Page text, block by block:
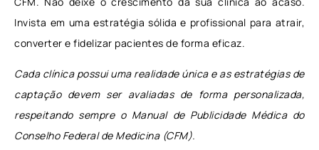
Invista em uma estratégia sólida e profissional para atrair,
converter e fidelizar pacientes de forma eficaz.
Cada clínica possui uma realidade única e as estratégias de
captação devem ser avaliadas de forma personalizada,
respeitando sempre o Manual de Publicidade Médica do
Conselho Federal de Medicina (CFM).